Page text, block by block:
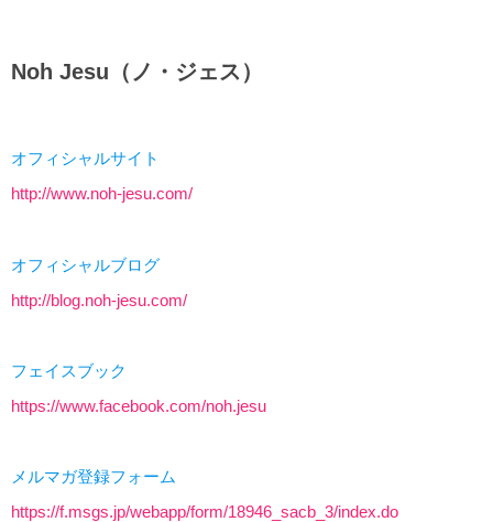
Noh Jesu（ノ・ジェス）
オフィシャルサイト
http://www.noh-jesu.com/
オフィシャルブログ
http://blog.noh-jesu.com/
フェイスブック
https://www.facebook.com/noh.jesu
メルマガ登録フォーム
https://f.msgs.jp/webapp/form/18946_sacb_3/index.do